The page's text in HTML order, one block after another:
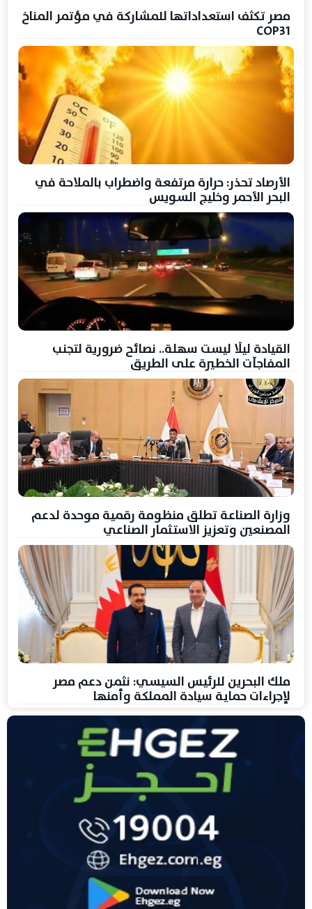
مصر تكثف استعداداتها للمشاركة في مؤتمر المناخ
COP31
الأرصاد تحذر: حرارة مرتفعة واضطراب بالملاحة في
البحر الأحمر وخليج السويس
القيادة ليلًا ليست سهلة.. نصائح ضرورية لتجنب
المفاجآت الخطيرة على الطريق
وزارة الصناعة تطلق منظومة رقمية موحدة لدعم
المصنعين وتعزيز الاستثمار الصناعي
ملك البحرين للرئيس السيسي: نثمن دعم مصر
لإجراءات حماية سيادة المملكة وأمنها